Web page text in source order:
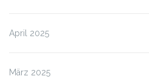
April 2025
März 2025